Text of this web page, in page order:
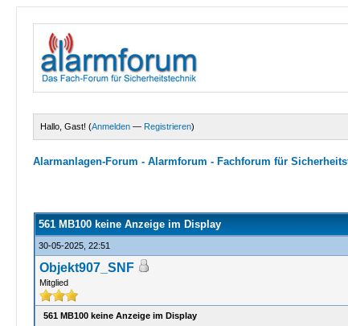
Hallo, Gast! (Anmelden — Registrieren)
Alarmanlagen-Forum - Alarmforum - Fachforum für
561 MB100 keine Anzeige im Display
30-05-2025, 22:51
Objekt907_SNF
Mitglied
561 MB100 keine Anzeige im Display